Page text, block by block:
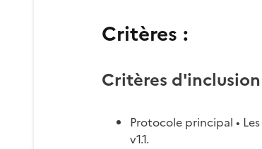
Critères :
Critères
Protocole principal •
v1.1.